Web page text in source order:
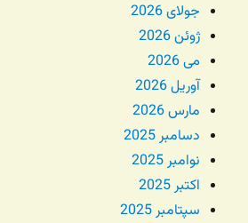
جولای 2026
ژوئن 2026
می 2026
آوریل 2026
مارس 2026
دسامبر 2025
نوامبر 2025
اکتبر 2025
سپتامبر 2025